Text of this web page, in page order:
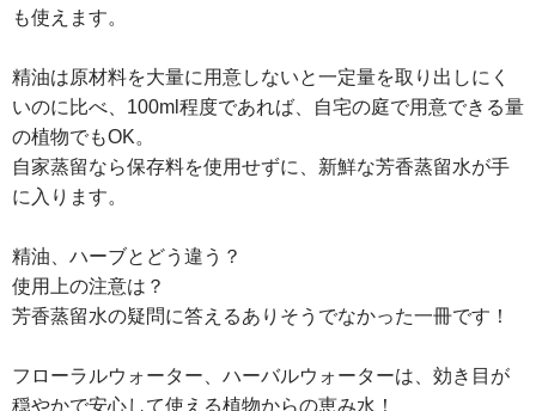
も使えます。
精油は原材料を大量に用意しないと一定量を取り出しにく
いのに比べ、100ml程度であれば、自宅の庭で用意できる量
の植物でもOK。
自家蒸留なら保存料を使用せずに、新鮮な芳香蒸留水が手
に入ります。
精油、ハーブとどう違う？
使用上の注意は？
芳香蒸留水の疑問に答えるありそうでなかった一冊です！
フローラルウォーター、ハーバルウォーターは、効き目が
穏やかで安心して使える植物からの恵み水！